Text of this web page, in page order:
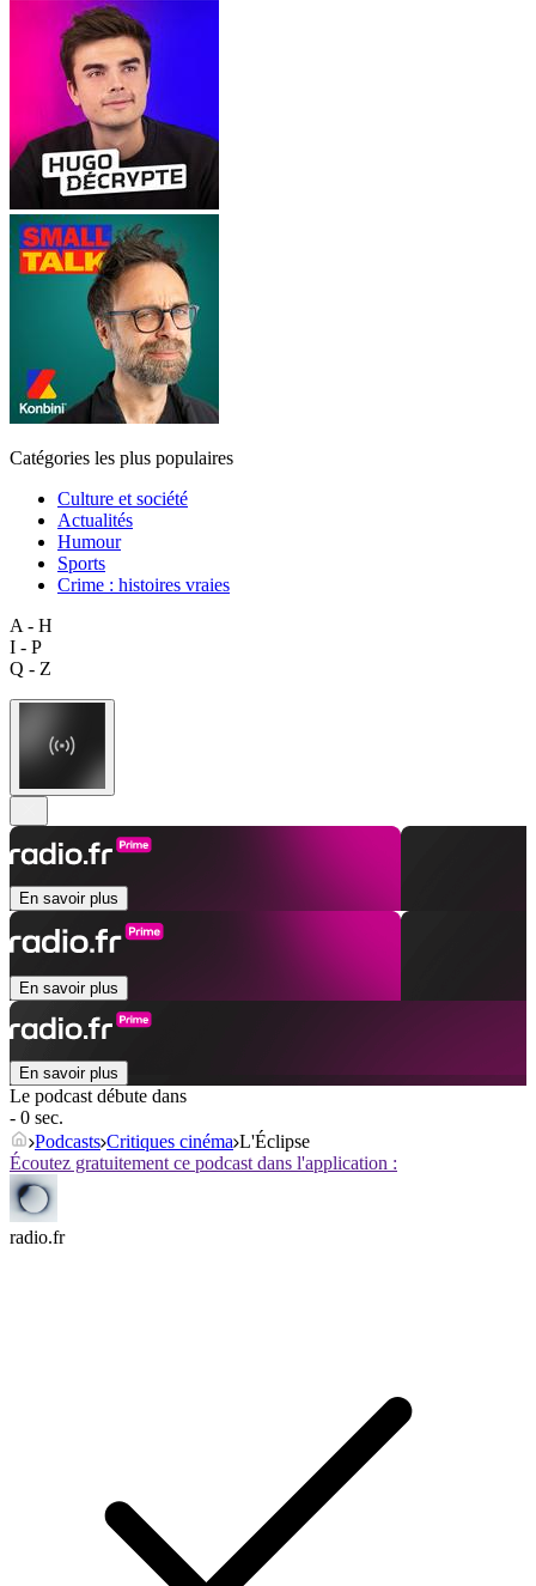
Catégories les plus populaires
Culture et société
Actualités
Humour
Sports
Crime : histoires vraies
A - H
I - P
Q - Z
En savoir plus
En savoir plus
En savoir plus
Le podcast débute dans
- 0 sec.
Podcasts Critiques cinéma L'Éclipse
Écoutez gratuitement ce podcast dans l'application :
radio.fr